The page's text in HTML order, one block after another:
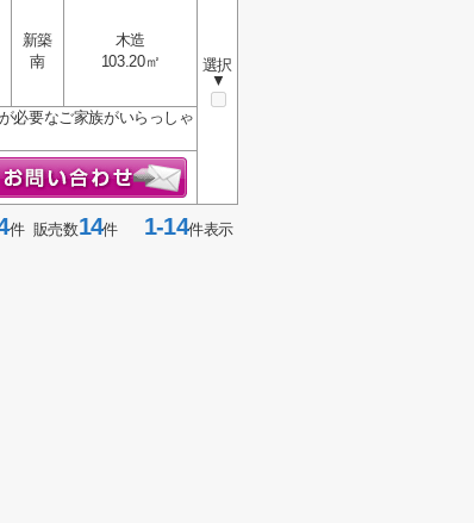
選択
▼
新築
南
木造
103.20㎡
必要なご家族がいらっしゃ
件 販売数14件1-14件表示